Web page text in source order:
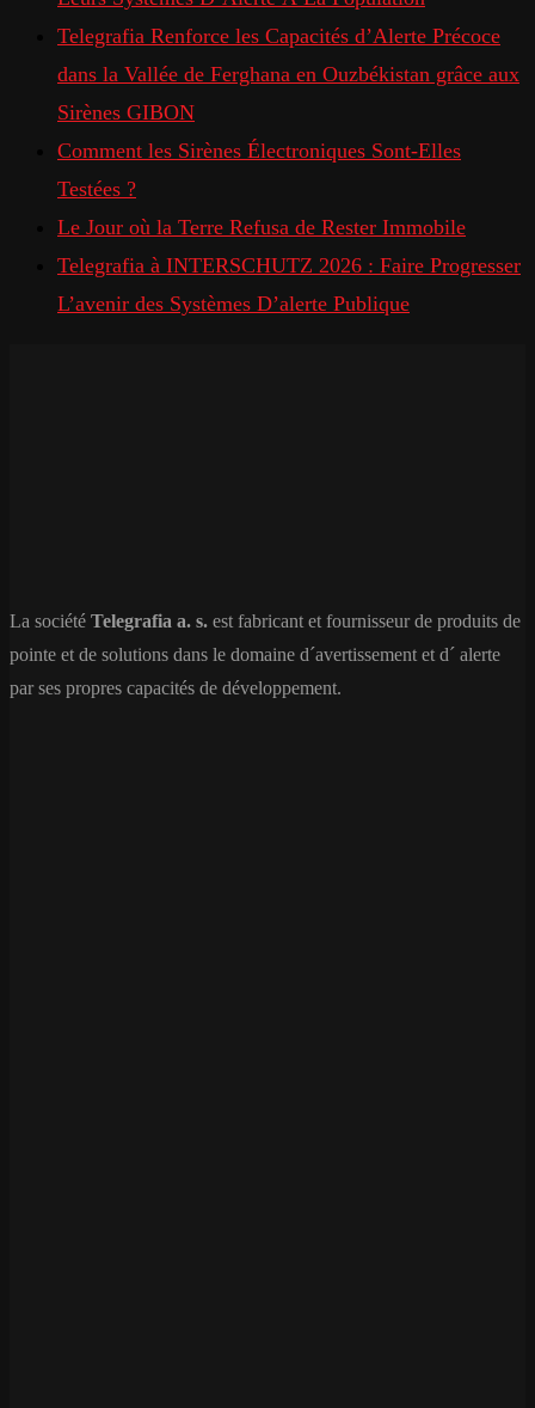
Telegrafia Renforce les Capacités d’Alerte Précoce
dans la Vallée de Ferghana en Ouzbékistan grâce aux
Sirènes GIBON
Comment les Sirènes Électroniques Sont-Elles
Testées ?
Le Jour où la Terre Refusa de Rester Immobile
Telegrafia à INTERSCHUTZ 2026 : Faire Progresser
L’avenir des Systèmes D’alerte Publique
La société Telegrafia a. s. est fabricant et fournisseur de produits de
pointe et de solutions dans le domaine d´avertissement et d´ alerte
par ses propres capacités de développement.